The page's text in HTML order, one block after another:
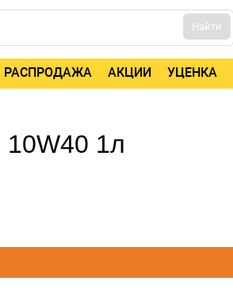
Найти
РАСПРОДАЖА АКЦИИ УЦЕНКА
1л